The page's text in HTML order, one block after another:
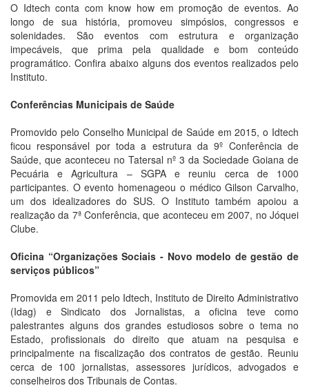
O Idtech conta com know how em promoção de eventos. Ao
longo de sua história, promoveu simpósios, congressos e
solenidades. São eventos com estrutura e organização
impecáveis, que prima pela qualidade e bom conteúdo
programático. Confira abaixo alguns dos eventos realizados pelo
Instituto.
Conferências Municipais de Saúde
Promovido pelo Conselho Municipal de Saúde em 2015, o Idtech
ficou responsável por toda a estrutura da 9º Conferência de
Saúde, que aconteceu no Tatersal nº 3 da Sociedade Goiana de
Pecuária e Agricultura – SGPA e reuniu cerca de 1000
participantes. O evento homenageou o médico Gilson Carvalho,
um dos idealizadores do SUS. O Instituto também apoiou a
realização da 7ª Conferência, que aconteceu em 2007, no Jóquei
Clube.
Oficina “Organizações Sociais - Novo modelo de gestão de
serviços públicos”
Promovida em 2011 pelo Idtech, Instituto de Direito Administrativo
(Idag) e Sindicato dos Jornalistas, a oficina teve como
palestrantes alguns dos grandes estudiosos sobre o tema no
Estado, profissionais do direito que atuam na pesquisa e
principalmente na fiscalização dos contratos de gestão. Reuniu
cerca de 100 jornalistas, assessores jurídicos, advogados e
conselheiros dos Tribunais de Contas.